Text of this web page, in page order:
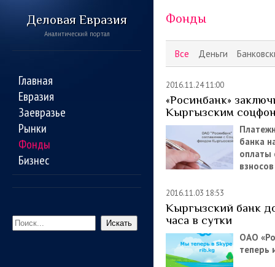
Деловая Евразия
Аналитический портал
Главная
Евразия
Заевразье
Рынки
Фонды
Бизнес
Искать
Все Деньги
Фонды
2016.11.24 11:00
«Росинбанк»
Кыргызским
банка
оплаты
взносов
2016.11.03 18:53
Кыргызский банк
часа в сутки
ОАО
теперь